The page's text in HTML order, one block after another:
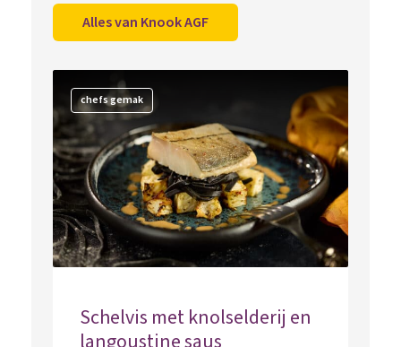
Alles van Knook AGF
chefs gemak
Schelvis met knolselderij en